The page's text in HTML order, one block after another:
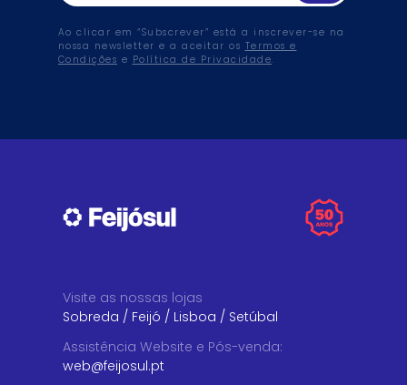
Ao clicar em “Subscrever” está a inscrever-se na
nossa newsletter e a aceitar os Termos e
Condições e Política de Privacidade.
Visite as nossas lojas
Sobreda / Feijó / Lisboa / Setúbal
Assistência Website e Pós-venda:
web@feijosul.pt